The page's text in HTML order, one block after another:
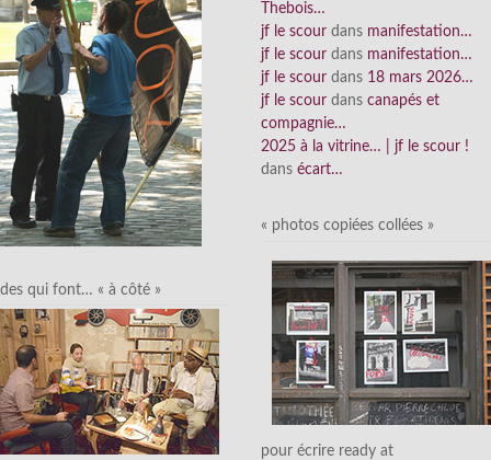
des qui font… « à côté »
Thebois…
jf le scour dans manifestation…
jf le scour dans manifestation…
jf le scour dans 18 mars 2026…
jf le scour dans canapés et
compagnie…
2025 à la vitrine… | jf le scour !
dans écart…
« photos copiées collées »
pour écrire ready at